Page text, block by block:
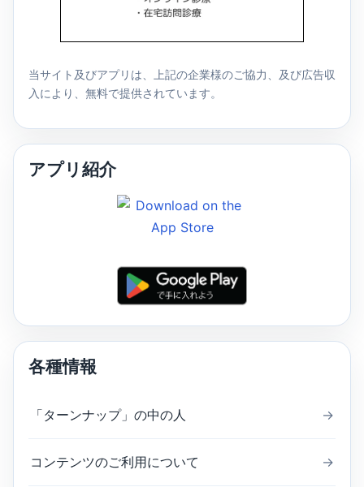
当サイト及びアプリは、上記の企業様のご協力、及び広告収
入により、無料で提供されています。
アプリ紹介
各種情報
「ターンナップ」の中の人 →
コンテンツのご利用について →